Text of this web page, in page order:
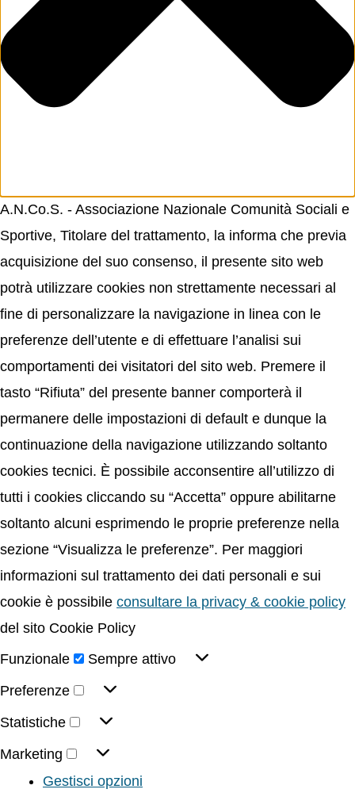
A.N.Co.S. - Associazione Nazionale Comunità Sociali e
Sportive, Titolare del trattamento, la informa che previa
acquisizione del suo consenso, il presente sito web
potrà utilizzare cookies non strettamente necessari al
fine di personalizzare la navigazione in linea con le
preferenze dell’utente e di effettuare l’analisi sui
comportamenti dei visitatori del sito web. Premere il
tasto “Rifiuta” del presente banner comporterà il
permanere delle impostazioni di default e dunque la
continuazione della navigazione utilizzando soltanto
cookies tecnici. È possibile acconsentire all’utilizzo di
tutti i cookies cliccando su “Accetta” oppure abilitarne
soltanto alcuni esprimendo le proprie preferenze nella
sezione “Visualizza le preferenze”. Per maggiori
informazioni sul trattamento dei dati personali e sui
cookie è possibile consultare la privacy & cookie policy
del sito Cookie Policy
Funzionale
Sempre attivo
Preferenze
Statistiche
Marketing
Gestisci opzioni